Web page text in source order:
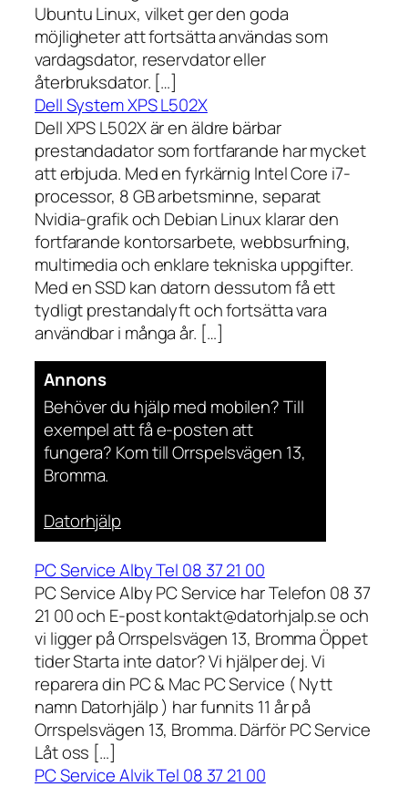
Ubuntu Linux, vilket ger den goda
möjligheter att fortsätta användas som
vardagsdator, reservdator eller
återbruksdator. […]
Dell System XPS L502X
Dell XPS L502X är en äldre bärbar
prestandadator som fortfarande har mycket
att erbjuda. Med en fyrkärnig Intel Core i7-
processor, 8 GB arbetsminne, separat
Nvidia-grafik och Debian Linux klarar den
fortfarande kontorsarbete, webbsurfning,
multimedia och enklare tekniska uppgifter.
Med en SSD kan datorn dessutom få ett
tydligt prestandalyft och fortsätta vara
användbar i många år. […]
Annons
Behöver du hjälp med mobilen? Till
exempel att få e-posten att
fungera? Kom till Orrspelsvägen 13,
Bromma.
Datorhjälp
PC Service Alby Tel 08 37 21 00
PC Service Alby PC Service har Telefon 08 37
21 00 och E-post kontakt@datorhjalp.se och
vi ligger på Orrspelsvägen 13, Bromma Öppet
tider Starta inte dator? Vi hjälper dej. Vi
reparera din PC & Mac PC Service ( Nytt
namn Datorhjälp ) har funnits 11 år på
Orrspelsvägen 13, Bromma. Därför PC Service
Låt oss […]
PC Service Alvik Tel 08 37 21 00